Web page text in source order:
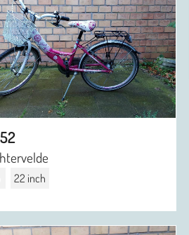
22 inch